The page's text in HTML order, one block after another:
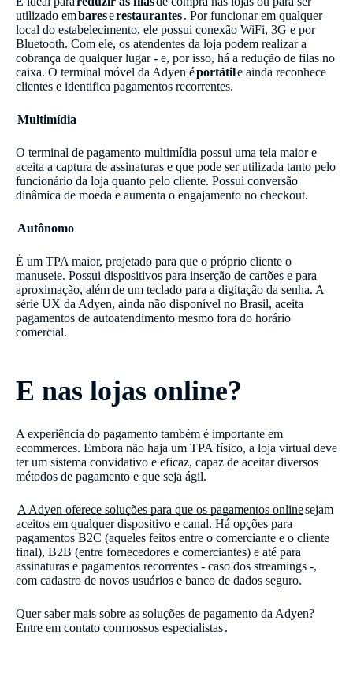
utilizado embareserestaurantes. Por funcionar em qualquer
local do estabelecimento, ele possui conexão WiFi, 3G e por
Bluetooth. Com ele, os atendentes da loja podem realizar a
cobrança de qualquer lugar - e, por isso, há a redução de filas no
caixa. O terminal móvel da Adyen éportátile ainda reconhece
clientes e identifica pagamentos recorrentes.
Multimídia
O terminal de pagamento multimídia possui uma tela maior e
aceita a captura de assinaturas e que pode ser utilizada tanto pelo
funcionário da loja quanto pelo cliente. Possui conversão
dinâmica de moeda e aumenta o engajamento no checkout.
Autônomo
É um TPA maior, projetado para que o próprio cliente o
manuseie. Possui dispositivos para inserção de cartões e para
aproximação, além de um teclado para a digitação da senha. A
série UX da Adyen, ainda não disponível no Brasil, aceita
pagamentos de autoatendimento mesmo fora do horário
comercial.
E nas lojas online?
A experiência do pagamento também é importante em
ecommerces. Embora não haja um TPA físico, a loja virtual deve
ter um sistema convidativo e eficaz, capaz de aceitar diversos
métodos de pagamento e que seja ágil.
A Adyen oferece soluções para que os pagamentos onlinesejam
aceitos em qualquer dispositivo e canal. Há opções para
pagamentos B2C (aqueles feitos entre o comerciante e o cliente
final), B2B (entre fornecedores e comerciantes) e até para
assinaturas e pagamentos recorrentes - caso dos streamings -,
com cadastro de novos usuários e banco de dados seguro.
Quer saber mais sobre as soluções de pagamento da Adyen?
Entre em contato comnossos especialistas.